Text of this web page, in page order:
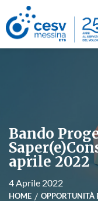
Bando
aprile 2022
4 Aprile 2022
HOME OPPORTUNITÀ